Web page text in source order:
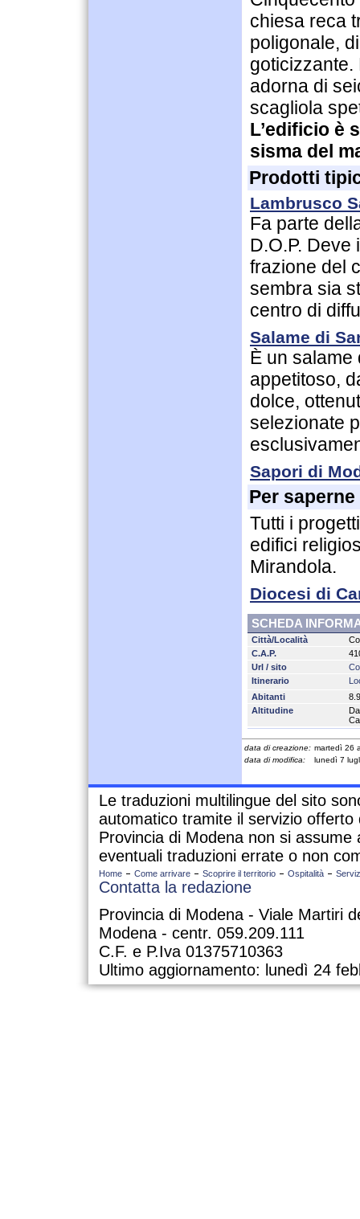
chiesa reca
poligonale,
goticizzante.
adorna di
scagliola
L’edificio è
sisma del
Prodotti
Lambrusco
Fa parte
D.O.P. Deve
frazione del
sembra sia
centro di
Salame di
È un salame
appetitoso,
dolce,
selezionate
Sapori di
Per
Tutti i
edifici
Mirandola.
Diocesi di
SCHEDA
Città/Località
C.A.P.
Url / sito
Itinerario
Abitanti
Altitudine
data di creazione: martedì 26
data di modifica:
lunedì 7
Le traduzioni multilingue del sito
automatico tramite il servizio
Provincia di Modena non si assume
eventuali traduzioni errate o non
Home Come arrivare Scoprire il territorio Ospitalità
Contatta la redazione
Provincia di Modena - Viale Martiri
Modena - centr. 059.209.111
C.F. e P.Iva 01375710363
Ultimo aggiornamento: lunedì 24